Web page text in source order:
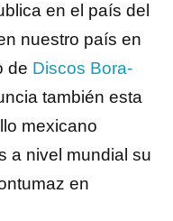
en el país del
nuestro país en
de Discos Bora-
también esta
mexicano
a nivel mundial su
en